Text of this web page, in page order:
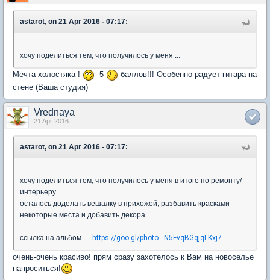
astarot, on 21 Apr 2016 - 07:17:
хочу поделиться тем, что получилось у меня ...
Мечта холостяка ! 5
баллов!!! Особенно радует гитара на
стене (Ваша студия)
Vrednaya
21 Apr 2016
astarot, on 21 Apr 2016 - 07:17:
хочу поделиться тем, что получилось у меня в итоге по ремонту/
интерьеру
осталось доделать вешалку в прихожей, разбавить красками
некоторые места и добавить декора
ссылка на альбом — https://goo.gl/photo...N5FvqBGqjqLKxj7
очень-очень красиво! прям сразу захотелось к Вам на новоселье
напроситься!